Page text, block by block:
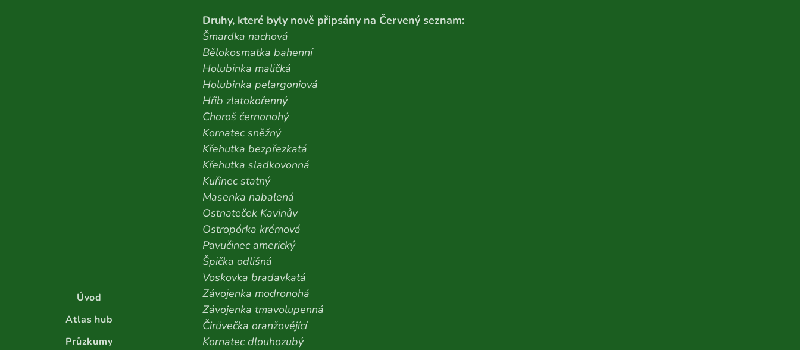
Úvod
Atlas hub
Průzkumy
Druhy, které byly nově připsány na Červený seznam:
Šmardka nachová
Bělokosmatka bahenní
Holubinka maličká
Holubinka pelargoniová
Hřib zlatokořenný
Choroš černonohý
Kornatec sněžný
Křehutka bezpřezkatá
Křehutka sladkovonná
Kuřinec statný
Masenka nabalená
Ostnateček Kavinův
Ostropórka krémová
Pavučinec americký
Špička odlišná
Voskovka bradavkatá
Závojenka modronohá
Závojenka tmavolupenná
Čirůvečka oranžovějící
Kornatec dlouhozubý